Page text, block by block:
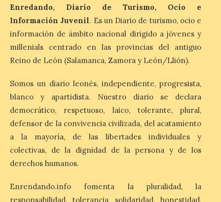
preferidos por los
consumidores para
tomarse una caña este
verano.
6 Ago 2026
El nuevo ranking de
Billionhands revela los
diez destinos y locales
preferidos por los
consumidores para
tomarse una caña este verano, con León y
Madrid a la cabeza de la lista. Salamanca
ocupa el noveno lugar. Los españoles
priorizan las […]
El Ayuntamiento de La
Enredando, Diario de Turismo, Ocio e
Información Juvenil. Es un Diario de turismo, ocio e
información de ámbito nacional dirigido a jóvenes y
millenials centrado en las provincias del antiguo
Reino de León (Salamanca, Zamora y León/Llión).
Somos un diario leonés, independiente, progresista,
blanco y apartidista. Nuestro diario se declara
democrático, respetuoso, laico, tolerante, plural,
defensor de la convivencia civilizada, del acatamiento
a la mayoría, de las libertades individuales y
colectivas, de la dignidad de la persona y de los
derechos humanos.
Enrendando.info fomenta la pluralidad, la
responsabilidad, tolerancia, solidaridad, honestidad,